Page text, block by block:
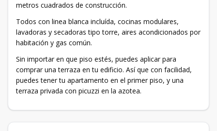
metros cuadrados de construcción.
Todos con linea blanca incluída, cocinas modulares,
lavadoras y secadoras tipo torre, aires acondicionados por
habitación y gas común.
Sin importar en que piso estés, puedes aplicar para
comprar una terraza en tu edificio. Así que con facilidad,
puedes tener tu apartamento en el primer piso, y una
terraza privada con picuzzi en la azotea.